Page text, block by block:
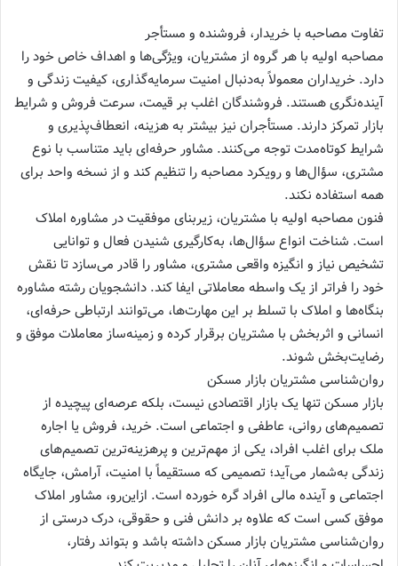
تفاوت مصاحبه با خریدار، فروشنده و مستأجر
مصاحبه اولیه با هر گروه از مشتریان، ویژگی‌ها و اهداف خاص خود را
دارد. خریداران معمولاً به‌دنبال امنیت سرمایه‌گذاری، کیفیت زندگی و
آینده‌نگری هستند. فروشندگان اغلب بر قیمت، سرعت فروش و شرایط
بازار تمرکز دارند. مستأجران نیز بیشتر به هزینه، انعطاف‌پذیری و
شرایط کوتاه‌مدت توجه می‌کنند. مشاور حرفه‌ای باید متناسب با نوع
مشتری، سؤال‌ها و رویکرد مصاحبه را تنظیم کند و از نسخه واحد برای
همه استفاده نکند.
فنون مصاحبه اولیه با مشتریان، زیربنای موفقیت در مشاوره املاک
است. شناخت انواع سؤال‌ها، به‌کارگیری شنیدن فعال و توانایی
تشخیص نیاز و انگیزه واقعی مشتری، مشاور را قادر می‌سازد تا نقش
خود را فراتر از یک واسطه معاملاتی ایفا کند. دانشجویان رشته مشاوره
بنگاه‌ها و املاک با تسلط بر این مهارت‌ها، می‌توانند ارتباطی حرفه‌ای،
انسانی و اثربخش با مشتریان برقرار کرده و زمینه‌ساز معاملات موفق و
رضایت‌بخش شوند.
روان‌شناسی مشتریان بازار مسکن
بازار مسکن تنها یک بازار اقتصادی نیست، بلکه عرصه‌ای پیچیده از
تصمیم‌های روانی، عاطفی و اجتماعی است. خرید، فروش یا اجاره
ملک برای اغلب افراد، یکی از مهم‌ترین و پرهزینه‌ترین تصمیم‌های
زندگی به‌شمار می‌آید؛ تصمیمی که مستقیماً با امنیت، آرامش، جایگاه
اجتماعی و آینده مالی افراد گره خورده است. ازاین‌رو، مشاور املاک
موفق کسی است که علاوه بر دانش فنی و حقوقی، درک درستی از
روان‌شناسی مشتریان بازار مسکن داشته باشد و بتواند رفتار،